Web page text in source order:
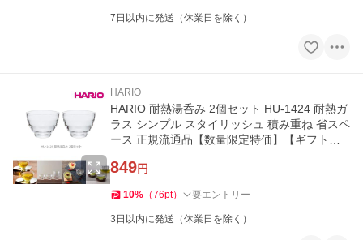
7日以内に発送（休業日を除く）
HARIO
HARIO 耐熱湯呑み 2個セット HU-1424 耐熱ガ
ラス シンプル スタイリッシュ 積み重ね 省スペ
ース 正規流通品【数量限定特価】【ギフト包
849円
10% （76pt） 要エントリー
3日以内に発送（休業日を除く）